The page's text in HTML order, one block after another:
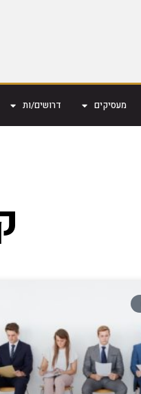
מעסיקים דרושים/ות